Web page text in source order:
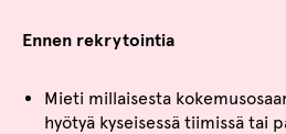
Ennen rekrytointia
Mieti millaisesta
hyötyä kyseisessä tiimissä tai